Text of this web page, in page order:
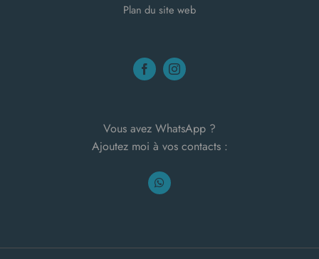
Plan du site web
Vous avez WhatsApp ?
Ajoutez moi à vos contacts :